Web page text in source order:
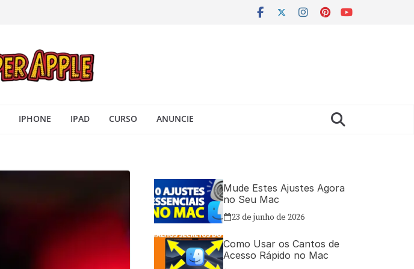
IPHONE IPAD CURSO ANUNCIE
Mude Estes Ajustes Agora
no Seu Mac
23 de junho de 2026
Como Usar os Cantos de
Acesso Rápido no Mac